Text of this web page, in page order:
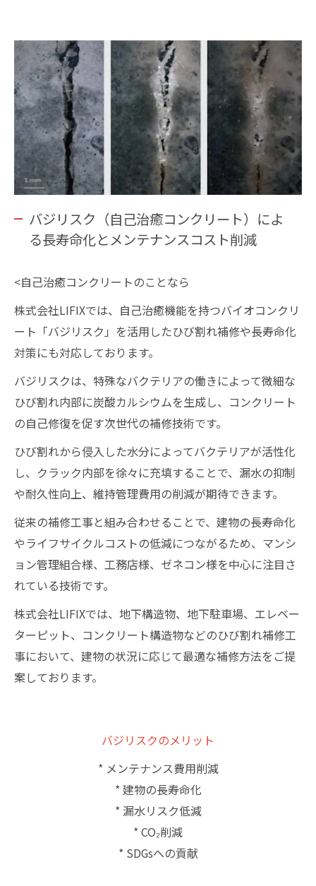
バジリスク（自己治癒コンクリート）によ
る長寿命化とメンテナンスコスト削減
<自己治癒コンクリートのことなら
株式会社LIFIXでは、自己治癒機能を持つバイオコンクリ
ート「バジリスク」を活用したひび割れ補修や長寿命化
対策にも対応しております。
バジリスクは、特殊なバクテリアの働きによって微細な
ひび割れ内部に炭酸カルシウムを生成し、コンクリート
の自己修復を促す次世代の補修技術です。
ひび割れから侵入した水分によってバクテリアが活性化
し、クラック内部を徐々に充填することで、漏水の抑制
や耐久性向上、維持管理費用の削減が期待できます。
従来の補修工事と組み合わせることで、建物の長寿命化
やライフサイクルコストの低減につながるため、マンシ
ョン管理組合様、工務店様、ゼネコン様を中心に注目さ
れている技術です。
株式会社LIFIXでは、地下構造物、地下駐車場、エレベー
ターピット、コンクリート構造物などのひび割れ補修工
事において、建物の状況に応じて最適な補修方法をご提
案しております。
バジリスクのメリット
* メンテナンス費用削減
* 建物の長寿命化
* 漏水リスク低減
* CO₂削減
* SDGsへの貢献